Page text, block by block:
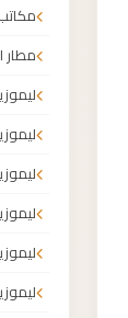
مطار